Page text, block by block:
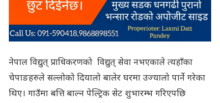
नेपाल विद्युत् प्राधिकरणको विद्युत् सेवा नभएकाले त्यहाँका
चेपाङहरुले सल्लोको दियालो बालेर घरमा उज्यालो पार्ने गरेका
थिए। गाउँमा बत्ति बाल्न पेल्ट्रिक सेट शुभारम्भ गरिएपछि